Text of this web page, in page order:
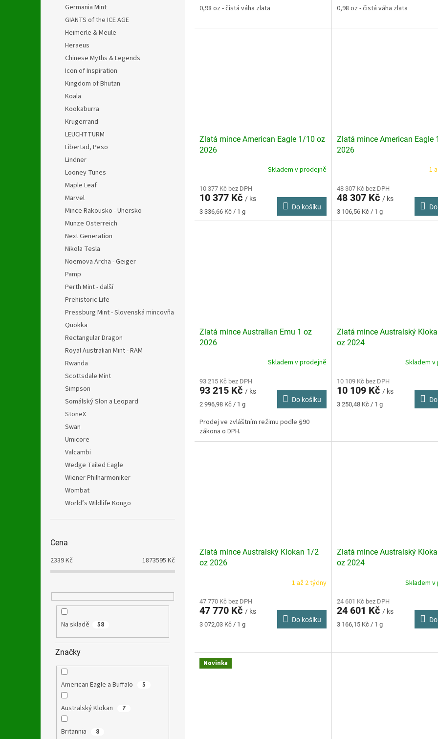
Germania Mint
GIANTS of the ICE AGE
Heimerle & Meule
Heraeus
Chinese Myths & Legends
Icon of Inspiration
Kingdom of Bhutan
Koala
Kookaburra
Krugerrand
LEUCHTTURM
Libertad, Peso
Lindner
Looney Tunes
Maple Leaf
Marvel
Mince Rakousko - Uhersko
Munze Osterreich
Next Generation
Nikola Tesla
Noemova Archa - Geiger
Pamp
Perth Mint - další
Prehistoric Life
Pressburg Mint - Slovenská mincovňa
Quokka
Rectangular Dragon
Royal Australian Mint - RAM
Rwanda
Scottsdale Mint
Simpson
Somálský Slon a Leopard
StoneX
Swan
Umicore
Valcambi
Wedge Tailed Eagle
Wiener Philharmoniker
Wombat
World’s Wildlife Kongo
Cena
2339Kč 1873595 Kč
Na skladě 58
Značky
American Eagle a Buffalo 5
Australský Klokan 7
Britannia 8
0,98 oz - čistá váha zlata 0,98 oz - čistá váha zlata
Zlatá mince American Eagle 1/10 oz
2026
produktu
je
4,2
Skladem v prodejně
10 377 Kč bez DPH
10 377 Kč / ks
Měrná
cena:
3 336,66 Kč / 1 g
Do košíku
Zlatá mince American Eagle
2026
1
48 307 Kč bez DPH
48 307 Kč / ks
Měrná
cena:
3 106,56 Kč / 1 g
Zlatá mince Australian Emu 1 oz
2026
Skladem v prodejně
93 215 Kč bez DPH
93 215 Kč / ks
Měrná
2 996,98 Kč / 1 g
Do košíku
Prodej ve zvláštním režimu podle §90
zákona o DPH.
Zlatá mince Australský
oz 2024
Skladem
10 109 Kč bez DPH
10 109 Kč / ks
Měrná
3 250,48 Kč / 1 g
Zlatá mince Australský Klokan 1/2
oz 2026
produktu
je
4,0
1 až 2 týdny
47 770 Kč bez DPH
47 770 Kč / ks
Měrná
3 072,03 Kč / 1 g
Do košíku
Zlatá mince Australský
oz 2024
produktu
je
4,3
Skladem
24 601 Kč bez DPH
24 601 Kč / ks
Měrná
3 166,15 Kč / 1 g
Novinka